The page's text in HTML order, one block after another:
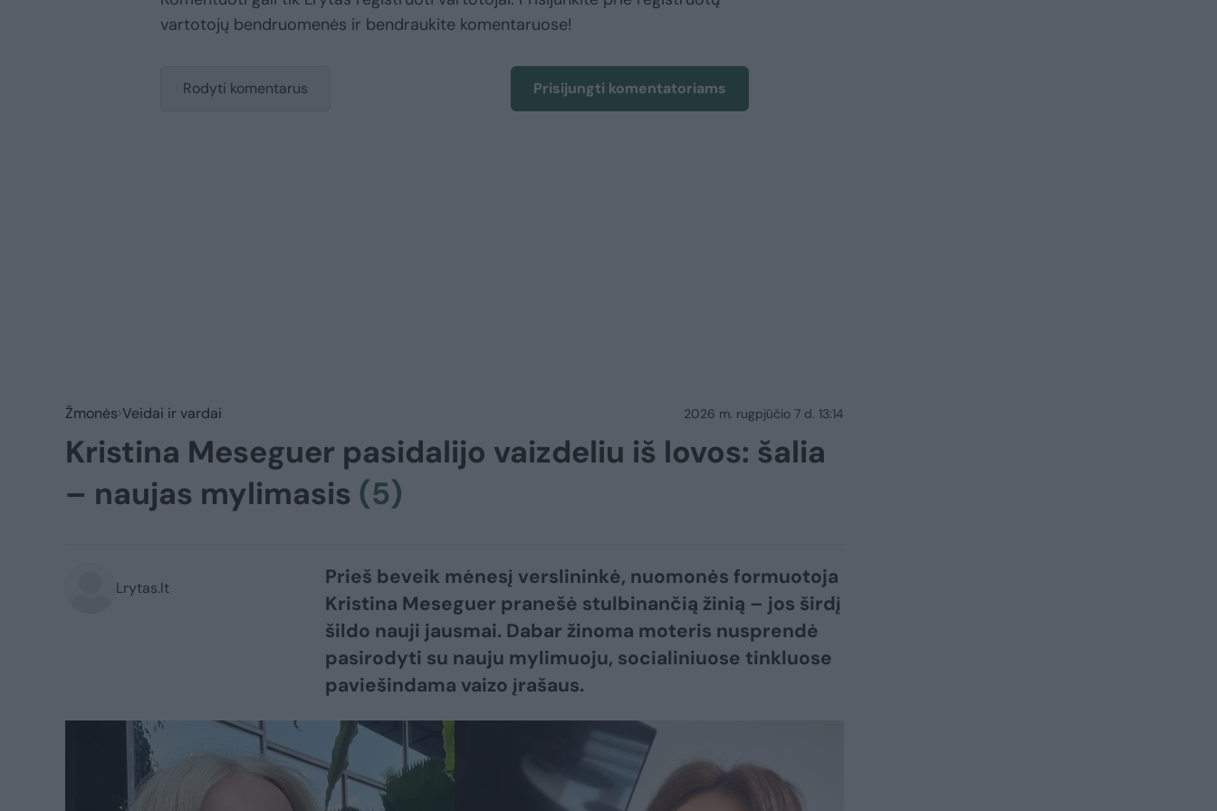
vartotojų bendruomenės ir bendraukite komentaruose!
Rodyti komentarus Prisijungti komentatoriams
Žmonės Veidai ir vardai 2026 m. rugpjūčio 7 d. 13:14
Kristina Meseguer pasidalijo vaizdeliu iš lovos: šalia
– naujas mylimasis (5)
Lrytas.lt
Prieš beveik mėnesį verslininkė, nuomonės formuotoja
Kristina Meseguer pranešė stulbinančią žinią – jos širdį
šildo nauji jausmai. Dabar žinoma moteris nusprendė
pasirodyti su nauju mylimuoju, socialiniuose tinkluose
paviešindama vaizo įrašaus.